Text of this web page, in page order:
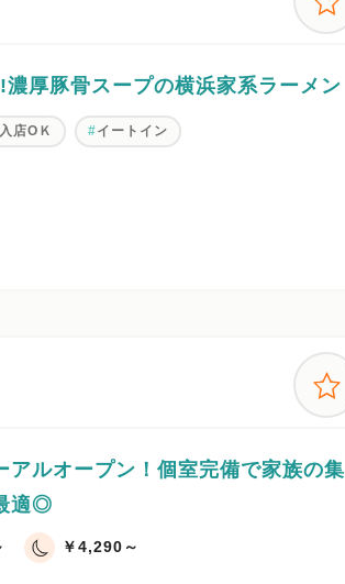
厚豚骨スープの横浜家系ラーメン
店OＫ イートイン
アルオープン！個室完備で家族の集
適◎
￥4,290～